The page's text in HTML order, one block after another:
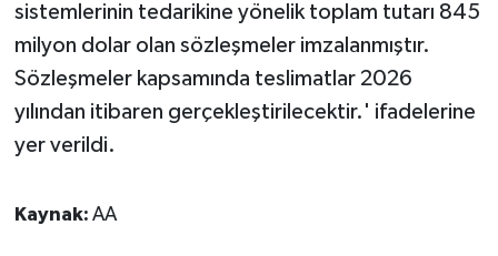
sistemlerinin tedarikine yönelik toplam tutarı 845
milyon dolar olan sözleşmeler imzalanmıştır.
Sözleşmeler kapsamında teslimatlar 2026
yılından itibaren gerçekleştirilecektir.' ifadelerine
yer verildi.
Kaynak: AA